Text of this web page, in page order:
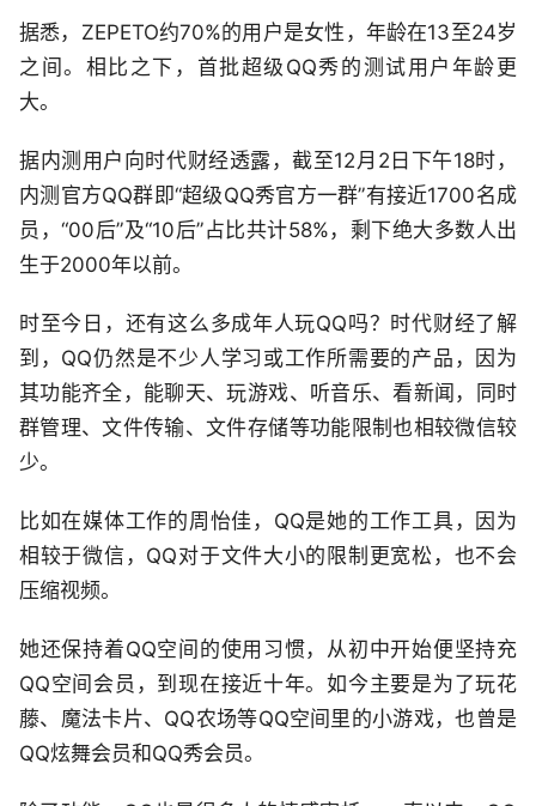
据悉，ZEPETO约70%的用户是女性，年龄在13至24岁
之间。相比之下，首批超级QQ秀的测试用户年龄更
大。
据内测用户向时代财经透露，截至12月2日下午18时，
内测官方QQ群即“超级QQ秀官方一群”有接近1700名成
员，“00后”及“10后”占比共计58%，剩下绝大多数人出
生于2000年以前。
时至今日，还有这么多成年人玩QQ吗？时代财经了解
到，QQ仍然是不少人学习或工作所需要的产品，因为
其功能齐全，能聊天、玩游戏、听音乐、看新闻，同时
群管理、文件传输、文件存储等功能限制也相较微信较
少。
比如在媒体工作的周怡佳，QQ是她的工作工具，因为
相较于微信，QQ对于文件大小的限制更宽松，也不会
压缩视频。
她还保持着QQ空间的使用习惯，从初中开始便坚持充
QQ空间会员，到现在接近十年。如今主要是为了玩花
藤、魔法卡片、QQ农场等QQ空间里的小游戏，也曾是
QQ炫舞会员和QQ秀会员。